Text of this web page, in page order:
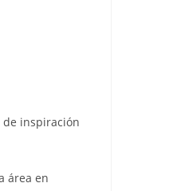
de inspiración
área en